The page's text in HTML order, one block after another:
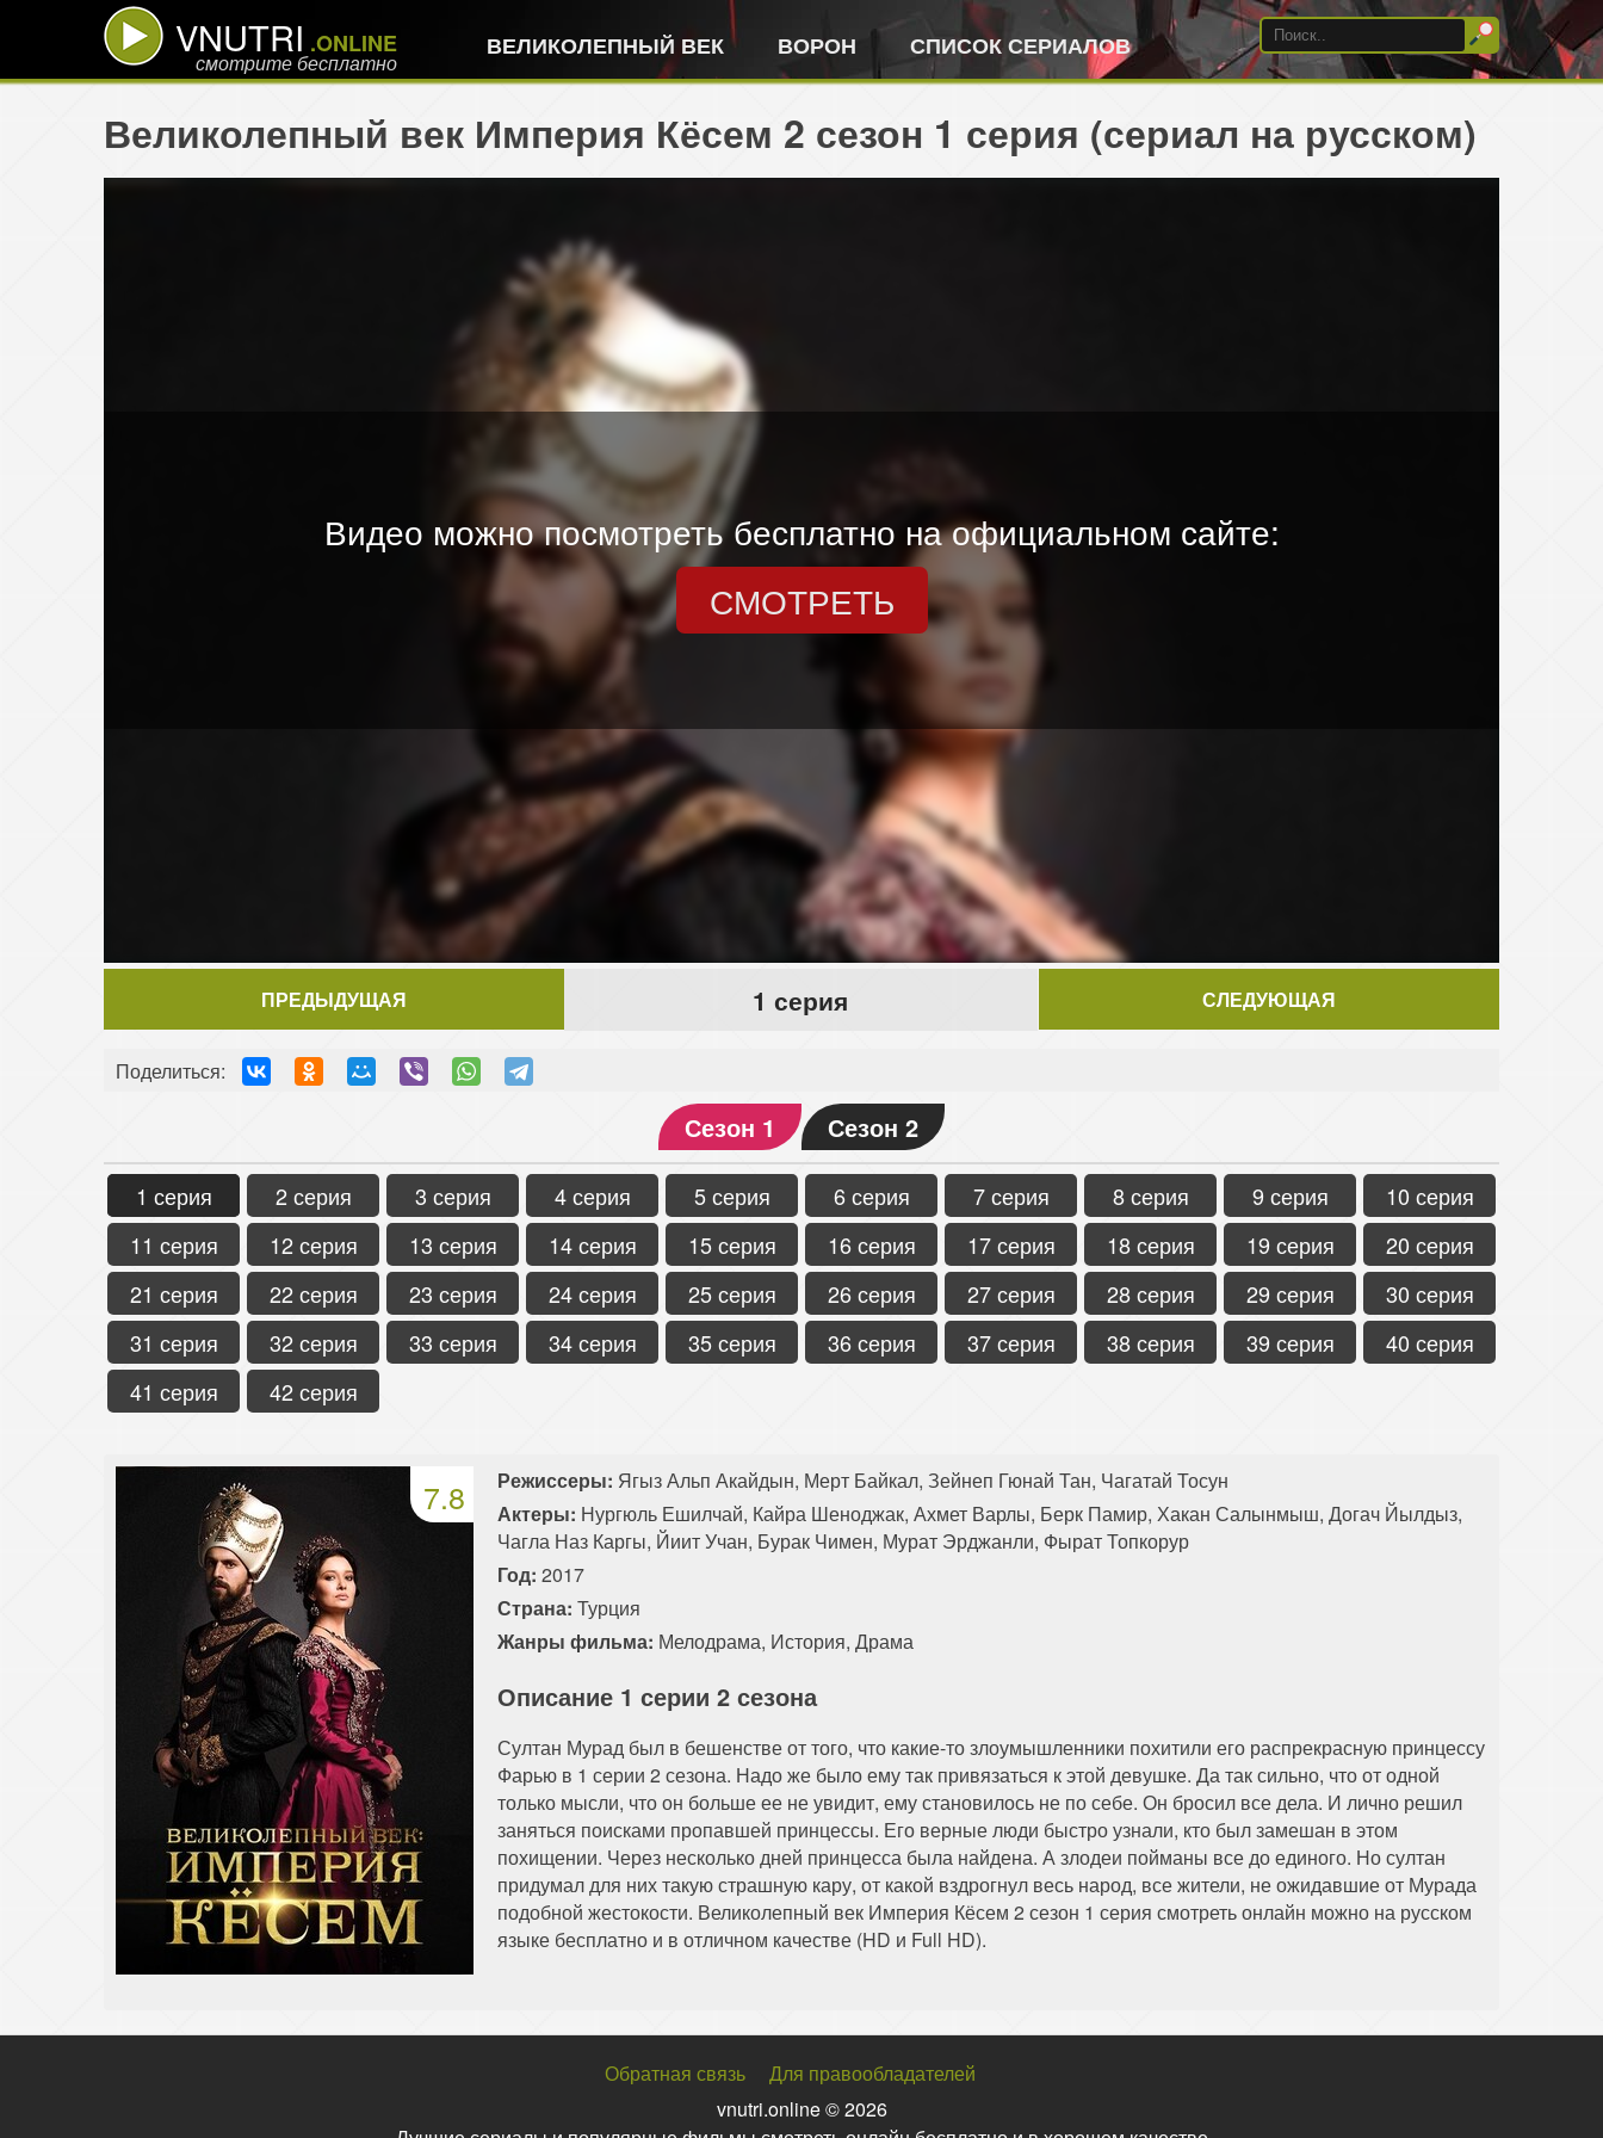
VNUTRI .ONLINE
смотрите бесплатно
ВЕЛИКОЛЕПНЫЙ ВЕК ВОРОН СПИСОК СЕРИАЛОВ
Великолепный век Империя Кёсем 2 сезон 1 серия (сериал на русском)
Видео можно посмотреть бесплатно на официальном сайте:
СМОТРЕТЬ
ПРЕДЫДУЩАЯ 1 серия СЛЕДУЮЩАЯ
Поделиться:
Сезон 1 Сезон 2
1 серия 2 серия 3 серия 4 серия 5 серия 6 серия 7 серия 8 серия 9 серия
10 серия
11 серия
12 серия 13 серия 14 серия 15 серия 16 серия 17 серия 18 серия 19 серия
20 серия
21 серия
22 серия 23 серия 24 серия 25 серия 26 серия 27 серия 28 серия 29 серия
30 серия
31 серия
32 серия 33 серия 34 серия 35 серия 36 серия 37 серия 38 серия 39 серия
40 серия
41 серия
42 серия
7.8 Режиссеры: Ягыз Альп Акайдын, Мерт Байкал, Зейнеп Гюнай Тан, Чагатай Тосун
Актеры: Нургюль Ешилчай, Кайра Шеноджак, Ахмет Варлы, Берк Памир, Хакан Салынмыш, Догач Йылдыз,
Чагла Наз Каргы, Йиит Учан, Бурак Чимен, Мурат Эрджанли, Фырат Топкорур
Год: 2017
Страна: Турция
Жанры фильма: Мелодрама, История, Драма
Описание 1 серии 2 сезона
Султан Мурад был в бешенстве от того, что какие-то злоумышленники похитили его распрекрасную принцессу
Фарью в 1 серии 2 сезона. Надо же было ему так привязаться к этой девушке. Да так сильно, что от одной
только мысли, что он больше ее не увидит, ему становилось не по себе. Он бросил все дела. И лично решил
заняться поисками пропавшей принцессы. Его верные люди быстро узнали, кто был замешан в этом
похищении. Через несколько дней принцесса была найдена. А злодеи пойманы все до единого. Но султан
придумал для них такую страшную кару, от какой вздрогнул весь народ, все жители, не ожидавшие от Мурада
подобной жестокости. Великолепный век Империя Кёсем 2 сезон 1 серия смотреть онлайн можно на русском
языке бесплатно и в отличном качестве (HD и Full HD).
Обратная связь
Для правообладателей
vnutri.online © 2026